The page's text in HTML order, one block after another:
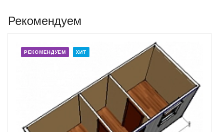
Рекомендуем
РЕКОМЕНДУЕМ ХИТ